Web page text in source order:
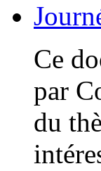
Ce
par
du